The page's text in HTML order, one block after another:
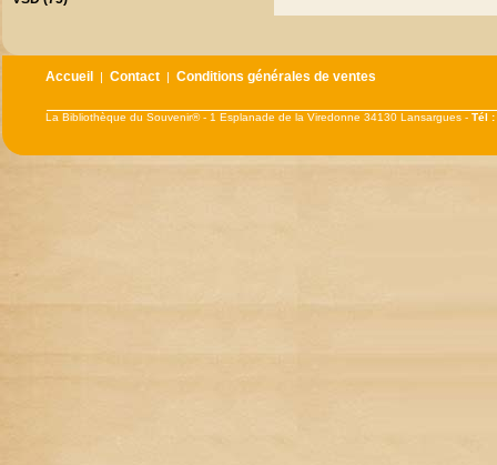
Accueil |Contact |Conditions générales de ventes
La Bibliothèque du Souvenir® - 1 Esplanade de la Viredonne 34130 Lansargues -Tél